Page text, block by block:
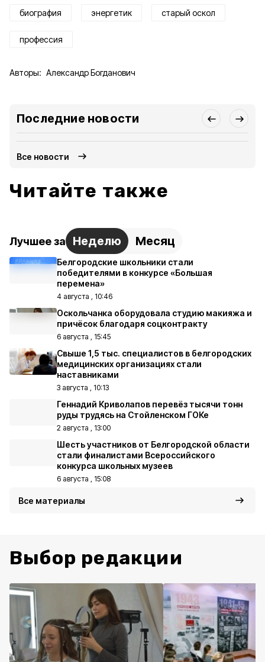
биография энергетик старый оскол
профессия
Авторы: Александр Богданович
Последние новости
Все новости
Читайте также
Лучшее за Неделю Месяц
Белгородские школьники стали
победителями в конкурсе «Большая
перемена»
4 августа , 10:46
Оскольчанка оборудовала студию макияжа и
причёсок благодаря соцконтракту
6 августа , 15:45
Свыше 1,5 тыс. специалистов в белгородских
медицинских организациях стали
наставниками
3 августа , 10:13
Геннадий Криволапов перевёз тысячи тонн
руды трудясь на Стойленском ГОКе
2 августа , 13:00
Шесть участников от Белгородской области
стали финалистами Всероссийского
конкурса школьных музеев
6 августа , 15:08
Все материалы
Выбор редакции